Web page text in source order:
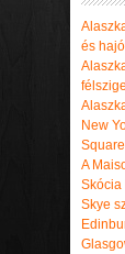
és
New
Square
A
Skócia
Skye